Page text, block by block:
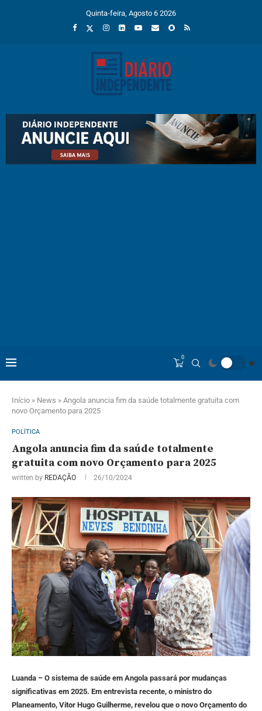
Quinta-feira, Agosto 6 2026
0
Início » News » Angola anuncia fim da saúde totalmente gratuita com
novo Orçamento para 2025
POLÍTICA
Angola anuncia fim da saúde totalmente
gratuita com novo Orçamento para 2025
written by REDAÇÃO 26/10/2024
Luanda – O sistema de saúde em Angola passará por mudanças
significativas em 2025. Em entrevista recente, o ministro do
Planeamento, Vitor Hugo Guilherme, revelou que o novo Orçamento do